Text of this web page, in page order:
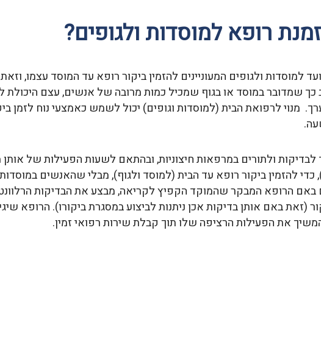
רופא למוסדות ולגופים?
למוסדות ולגופים המעוניינים להזמין ביקור רופא עד המוסד עצמו,
שמדובר במוסד או בגוף שמכיל כמות מרובה של אנשים, עצם היכולת
מנוי לרפואת הבית (למוסדות וגופים) יכול לשמש כאמצעי נוח לזמן
ולתורים במרפאות חיצוניות, ובהתאם לשעות הפעילות של
כדי להזמין ביקור רופא עד הבית (למוסד ולגוף), מבלי שהאנשים
באם הרופא המבקר שהמוקד הקפיץ לקריאה, מבצע את הבדיקות
(זאת באם אותן בדיקות אכן ניתנות לביצוע במסגרת ביקורו). הרופא
את הפעילות הרציפה שלו תוך קבלת שירות רפואי זמין.